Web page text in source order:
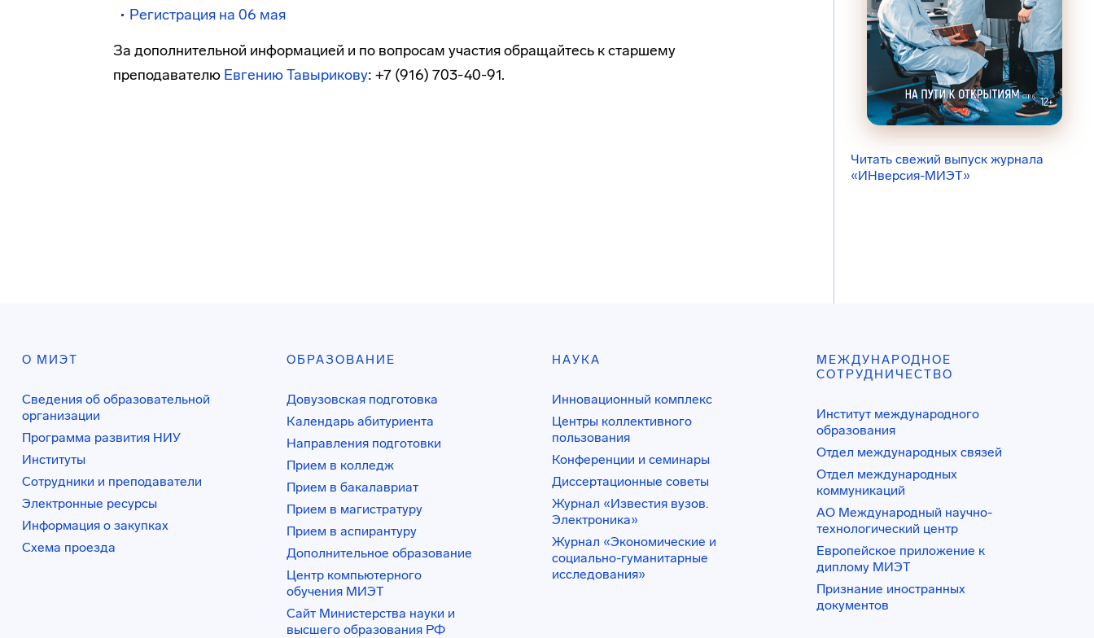
Регистрация на 06 мая
За дополнительной информацией и по вопросам участия обращайтесь к старшему
преподавателю Евгению Тавырикову: +7 (916) 703-40-91.
Читать свежий выпуск журнала
«ИНверсия-МИЭТ»
О МИЭТ
Сведения об образовательной
организации
Программа развития НИУ
Институты
Сотрудники и преподаватели
Электронные ресурсы
Информация о закупках
Схема проезда
ОБРАЗОВАНИЕ
Довузовская подготовка
Календарь абитуриента
Направления подготовки
Прием в колледж
Прием в бакалавриат
Прием в магистратуру
Прием в аспирантуру
Дополнительное образование
Центр компьютерного
обучения МИЭТ
Сайт Министерства науки и
высшего образования РФ
НАУКА
Инновационный комплекс
Центры коллективного
пользования
Конференции и семинары
Диссертационные советы
Журнал «Известия вузов.
Электроника»
Журнал «Экономические и
социально-гуманитарные
исследования»
МЕЖДУНАРОДНОЕ
СОТРУДНИЧЕСТВО
Институт международного
образования
Отдел международных связей
Отдел международных
коммуникаций
АО Международный научно-
технологический центр
Европейское приложение к
диплому МИЭТ
Признание иностранных
документов